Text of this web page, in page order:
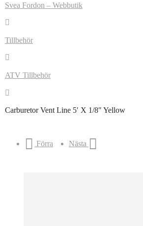
Svea Fordon – Webbutik
Tillbehör
ATV Tillbehör
Carburetor Vent Line 5′ X 1/8″ Yellow
Förra Nästa